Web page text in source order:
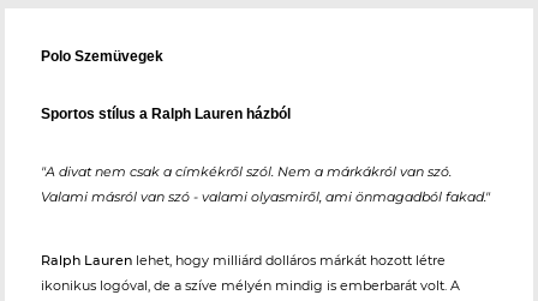
Polo Szemüvegek
Sportos stílus a Ralph Lauren házból
"A divat nem csak a címkékről szól. Nem a márkákról van szó.
Valami másról van szó - valami olyasmiről, ami önmagadból fakad."
Ralph Lauren lehet, hogy milliárd dolláros márkát hozott létre
ikonikus logóval, de a szíve mélyén mindig is emberbarát volt. A